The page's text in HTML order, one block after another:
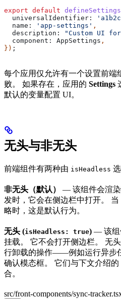
export default
  universalIdentifier:
  name:
'app-settings' ,
  description:
"Custom UI
  component:
AppSettings ,
}) ;
每个应用仅允许有一个设置前端
败。 如果存在，应用的 Settings
默认的变量配置 UI。
无头与非无头
前端组件有两种由 isHeadless
非无头（默认）
— 该组件会渲
发时，它会在侧边栏中打开。 当
略时，这是默认行为。
无头 (isHeadless: true) — 该组
挂载。 它不会打开侧边栏。 无
行卸载的操作——例如运行异步
确认模态框。 它们与下文介绍的
合。
src/front-components/sync-